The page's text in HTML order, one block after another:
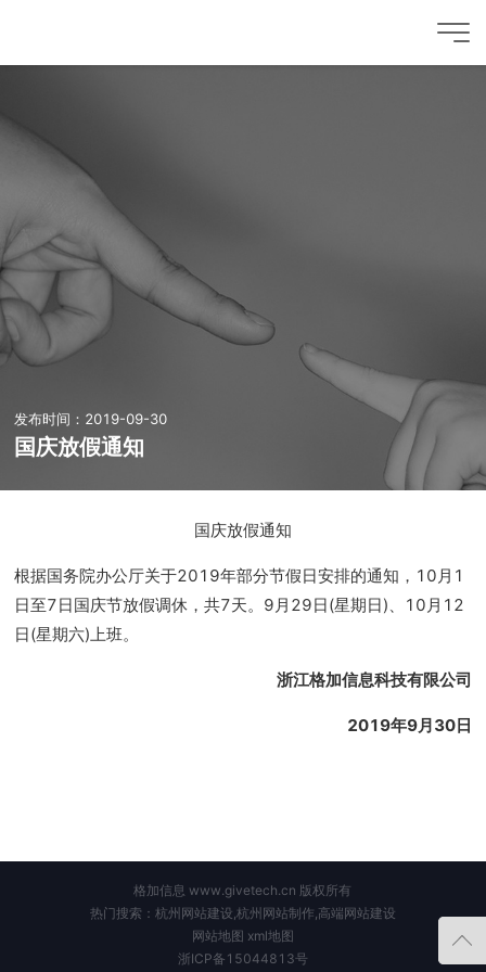
发布时间：2019-09-30
国庆放假通知
国庆放假通知
根据国务院办公厅关于2019年部分节假日安排的通知，10月1
日至7日国庆节放假调休，共7天。9月29日(星期日)、10月12
日(星期六)上班。
浙江格加信息科技有限公司
2019年9月30日
格加信息 www.givetech.cn 版权所有
热门搜索：杭州网站建设,杭州网站制作,高端网站建设
网站地图 xml地图
浙ICP备15044813号